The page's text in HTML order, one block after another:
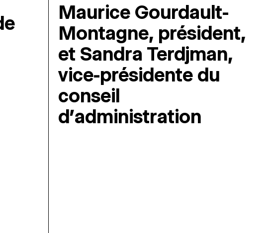
Maurice Gourdault-
Montagne, président,
et Sandra Terdjman,
vice-présidente du
conseil
d’administration